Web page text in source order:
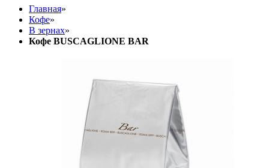
Главная»
Кофе»
В зернах»
Кофе BUSCAGLIONE BAR